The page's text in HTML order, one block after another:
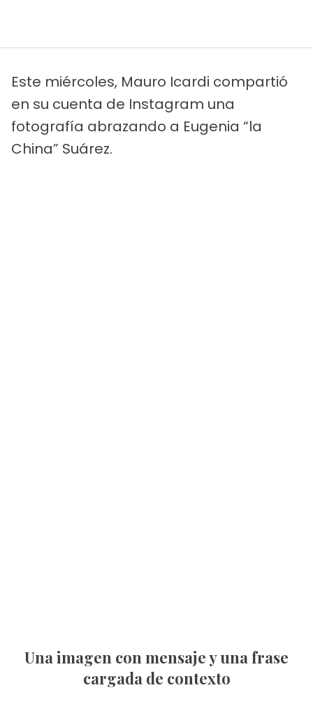
Este miércoles, Mauro Icardi compartió
en su cuenta de Instagram una
fotografía abrazando a Eugenia “la
China” Suárez.
Una imagen con mensaje y una frase
cargada de contexto